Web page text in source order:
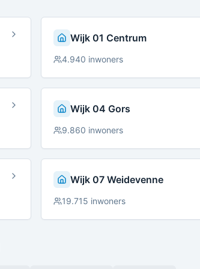
Wijk 01 Centrum
4.940 inwoners
Wijk 04 Gors
9.860 inwoners
Wijk 07 Weidevenne
19.715 inwoners